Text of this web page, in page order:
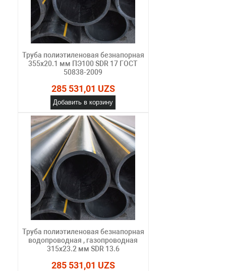
Труба полиэтиленовая безнапорная
355х20.1 мм ПЭ100 SDR 17 ГОСТ
50838-2009
285 531,01 UZS
Добавить в корзину
Труба полиэтиленовая безнапорная
водопроводная , газопроводная
315х23.2 мм SDR 13.6
285 531,01 UZS